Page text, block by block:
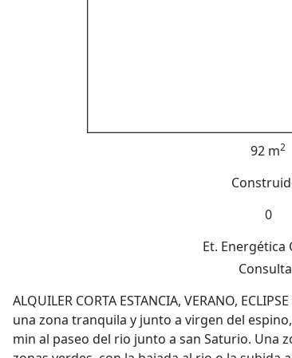
92 m2
0
Et. Energética
ALQUILER CORTA ESTANCIA, VERANO,
una zona tranquila y junto a virgen del
min al paseo del rio junto a san Saturio. Una